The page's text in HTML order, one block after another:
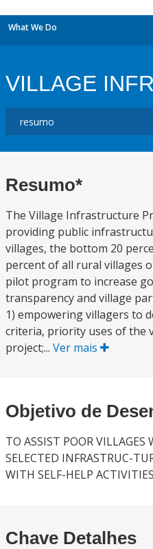
What We Do
VILLAGE
Resumo*
The Village Infrastructure
providing public
villages, the bottom 20
percent of all rural villages
pilot program to increase
transparency and village
1) empowering villagers to
criteria, priority uses of the
project;... Ver mais
Objetivo de
TO ASSIST POOR
SELECTED INFRASTRUC-
WITH SELF-HELP
Chave Detalhes